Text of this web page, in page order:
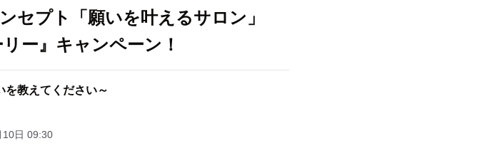
セプト「願いを叶えるサロン」
ー』キャンペーン！
を教えてください～
10日 09:30